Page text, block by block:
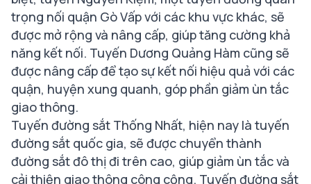
trọng nối quận Gò Vấp với các khu vực khác, sẽ
được mở rộng và nâng cấp, giúp tăng cường khả
năng kết nối. Tuyến Dương Quảng Hàm cũng sẽ
được nâng cấp để tạo sự kết nối hiệu quả với các
quận, huyện xung quanh, góp phần giảm ùn tắc
giao thông.
Tuyến đường sắt Thống Nhất, hiện nay là tuyến
đường sắt quốc gia, sẽ được chuyển thành
đường sắt đô thị đi trên cao, giúp giảm ùn tắc và
cải thiện giao thông công cộng. Tuyến đường sắt